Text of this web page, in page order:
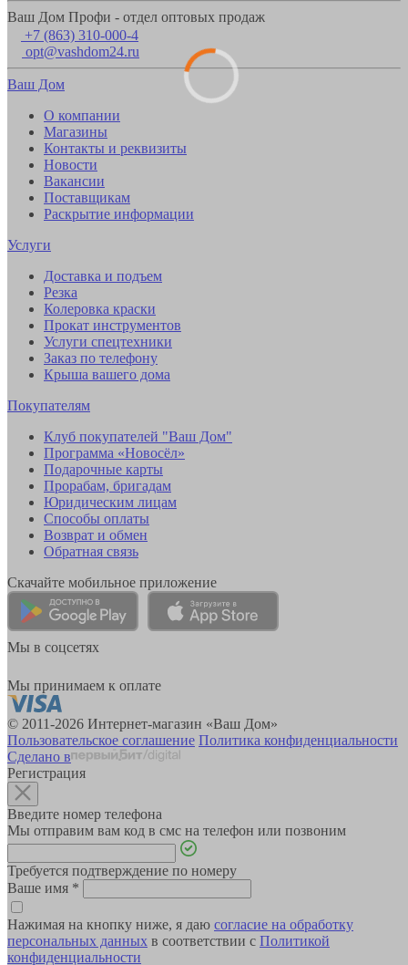
Ваш Дом Профи - отдел оптовых продаж
+7 (863) 310-000-4
opt@vashdom24.ru
Ваш Дом
О компании
Магазины
Контакты и реквизиты
Новости
Вакансии
Поставщикам
Раскрытие информации
Услуги
Доставка и подъем
Резка
Колеровка краски
Прокат инструментов
Услуги спецтехники
Заказ по телефону
Крыша вашего дома
Покупателям
Клуб покупателей "Ваш Дом"
Программа «Новосёл»
Подарочные карты
Прорабам, бригадам
Юридическим лицам
Способы оплаты
Возврат и обмен
Обратная связь
Скачайте мобильное приложение
Мы в соцсетях
Мы принимаем к оплате
© 2011-2026 Интернет-магазин «Ваш Дом»
Пользовательское соглашение Политика конфиденциальности
Сделано в
Регистрация
Введите номер телефона
Мы отправим вам код в смс на телефон или позвоним
Требуется подтверждение по номеру
Ваше имя *
Нажимая на кнопку ниже, я даю согласие на обработку
персональных данных в соответствии с Политикой
конфиденциальности